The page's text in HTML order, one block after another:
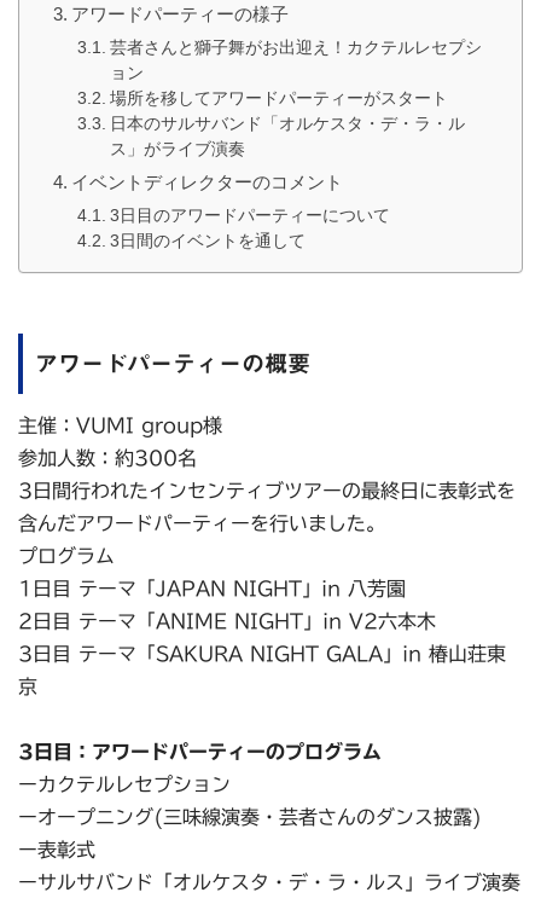
アワードパーティーの様子
芸者さんと獅子舞がお出迎え！カクテルレセプシ
ョン
場所を移してアワードパーティーがスタート
日本のサルサバンド「オルケスタ・デ・ラ・ル
ス」がライブ演奏
イベントディレクターのコメント
3日目のアワードパーティーについて
3日間のイベントを通して
アワードパーティーの概要
主催：VUMI group様
参加人数：約300名
3日間行われたインセンティブツアーの最終日に表彰式を
含んだアワードパーティーを行いました。
プログラム
1日目 テーマ「JAPAN NIGHT」in 八芳園
2日目 テーマ「ANIME NIGHT」in V2六本木
3日目 テーマ「SAKURA NIGHT GALA」in 椿山荘東
京
3日目：アワードパーティーのプログラム
ーカクテルレセプション
ーオープニング(三味線演奏・芸者さんのダンス披露)
ー表彰式
ーサルサバンド「オルケスタ・デ・ラ・ルス」ライブ演奏